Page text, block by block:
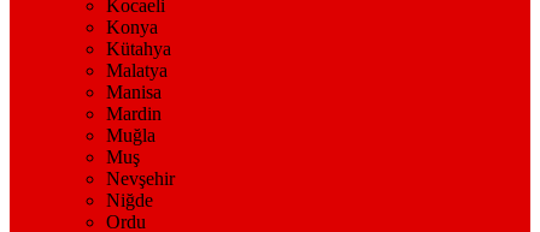
Kocaeli
Konya
Kütahya
Malatya
Manisa
Mardin
Muğla
Muş
Nevşehir
Niğde
Ordu